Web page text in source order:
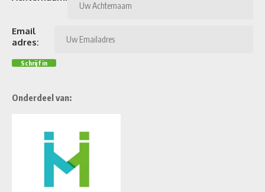
Email
adres:
Onderdeel van: